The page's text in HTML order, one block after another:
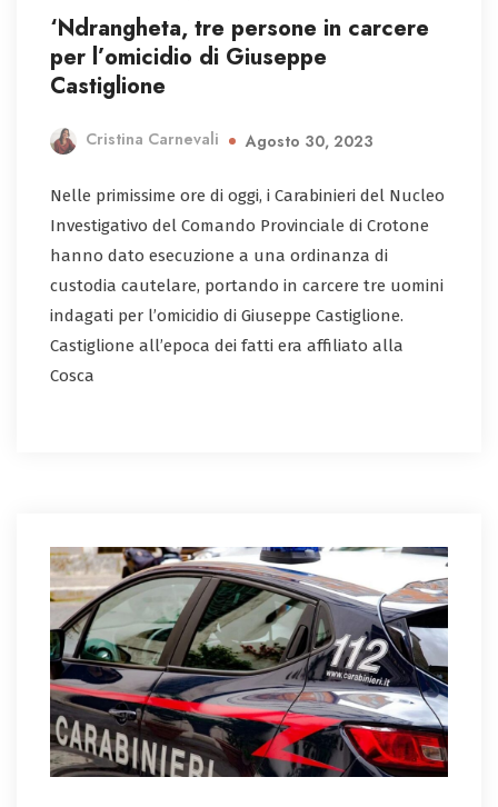
‘Ndrangheta, tre persone in carcere
per l’omicidio di Giuseppe
Castiglione
Cristina Carnevali Agosto 30, 2023
Nelle primissime ore di oggi, i Carabinieri del Nucleo
Investigativo del Comando Provinciale di Crotone
hanno dato esecuzione a una ordinanza di
custodia cautelare, portando in carcere tre uomini
indagati per l’omicidio di Giuseppe Castiglione.
Castiglione all’epoca dei fatti era affiliato alla
Cosca